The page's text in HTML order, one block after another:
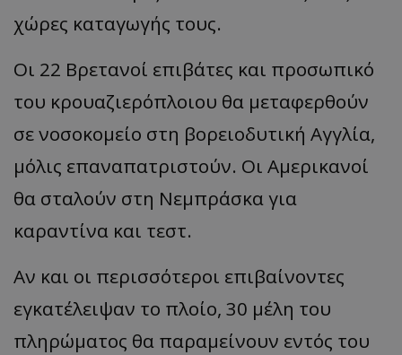
χώρες καταγωγής τους.
Οι 22 Βρετανοί επιβάτες και προσωπικό
του κρουαζιερόπλοιου θα μεταφερθούν
σε νοσοκομείο στη βορειοδυτική Αγγλία,
μόλις επαναπατριστούν. Οι Αμερικανοί
θα σταλούν στη Νεμπράσκα για
καραντίνα και τεστ.
Αν και οι περισσότεροι επιβαίνοντες
εγκατέλειψαν το πλοίο, 30 μέλη του
πληρώματος θα παραμείνουν εντός του